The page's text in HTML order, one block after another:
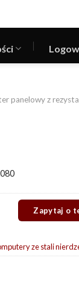
panelowy z
ze stali